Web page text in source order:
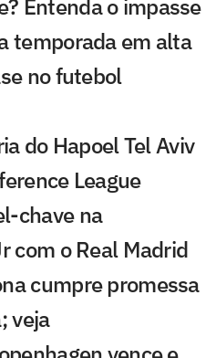
Entenda o impasse
temporada em alta
no futebol
do Hapoel Tel Aviv
League
chave na
com o Real Madrid
cumpre promessa
veja